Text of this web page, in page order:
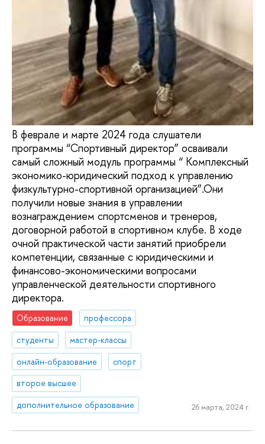
В феврале и марте 2024 года слушатели
программы “Спортивный директор” осваивали
самый сложный модуль программы “ Комплексный
экономико-юридический подход к управлению
физкультурно-спортивной организацией”.Они
получили новые знания в управлении
вознаграждением спортсменов и тренеров,
договорной работой в спортивном клубе. В ходе
очной практической части занятий приобрели
компетенции, связанные с юридическими и
финансово-экономическими вопросами
управленческой деятельности спортивного
директора.
Образование
профессора
студенты
мастер-классы
онлайн-образование
спорт
второе высшее
дополнительное образование
26 марта, 2024 г.